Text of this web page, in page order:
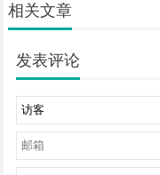
相关文章
发表评论